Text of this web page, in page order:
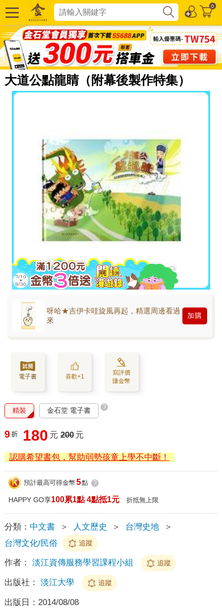
0
大道公點龍睛（附幕後製作特集）
呀哈★吉伊卡哇旋風再起，精選周邊看過
來
加購
電子書 喜歡+1
寫評價
賺金幣
精裝 金石堂 電子書 ?
9 折 180 元 200 元
認購希望書包，幫助弱勢孩童上學不中斷！
預計最高可得金幣 5點 ?
HAPPY GO享100累1點 4點抵1元 折抵無上限
分類： 中文書 ＞ 人文歷史 ＞ 台灣史地
＞
台灣文化/民俗
追蹤
作者： 淡江資傳服務學習課程小組 追蹤
出版社： 淡江大學 追蹤
出版日： 2014/08/08